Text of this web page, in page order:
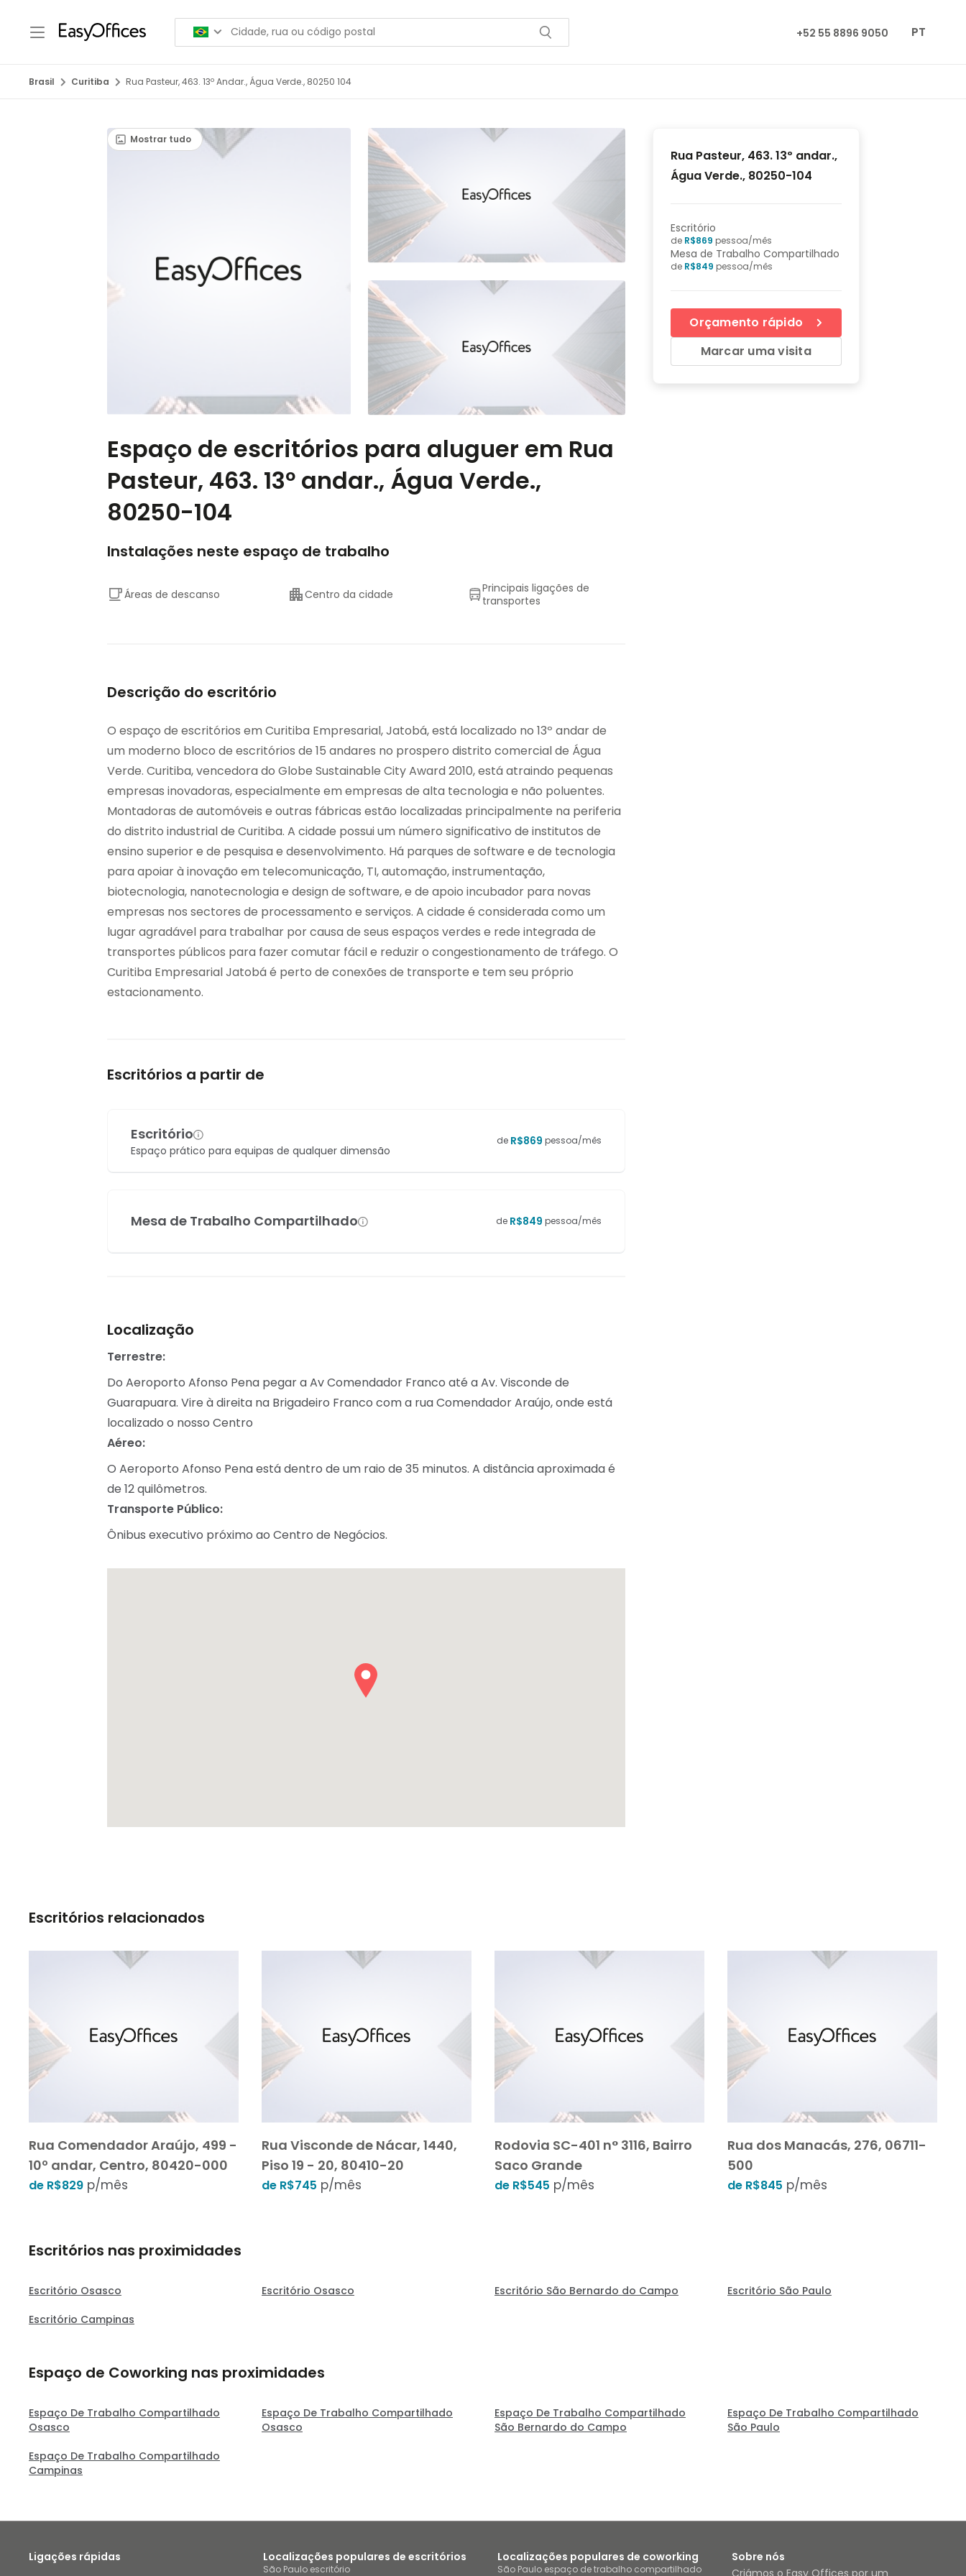
+52 55 8896 9050 PT
Brasil Curitiba Rua Pasteur, 463. 13º Andar., Água Verde., 80250 104
Mostrar tudo
Espaço de escritórios para aluguer em Rua
Pasteur, 463. 13º andar., Água Verde.,
80250-104
Instalações neste espaço de trabalho
Áreas de descanso Centro da cidade
Principais ligações de
transportes
Descrição do escritório
O espaço de escritórios em Curitiba Empresarial, Jatobá, está localizado no 13º andar de
um moderno bloco de escritórios de 15 andares no prospero distrito comercial de Água
Verde. Curitiba, vencedora do Globe Sustainable City Award 2010, está atraindo pequenas
empresas inovadoras, especialmente em empresas de alta tecnologia e não poluentes.
Montadoras de automóveis e outras fábricas estão localizadas principalmente na periferia
do distrito industrial de Curitiba. A cidade possui um número significativo de institutos de
ensino superior e de pesquisa e desenvolvimento. Há parques de software e de tecnologia
para apoiar à inovação em telecomunicação, TI, automação, instrumentação,
biotecnologia, nanotecnologia e design de software, e de apoio incubador para novas
empresas nos sectores de processamento e serviços. A cidade é considerada como um
lugar agradável para trabalhar por causa de seus espaços verdes e rede integrada de
transportes públicos para fazer comutar fácil e reduzir o congestionamento de tráfego. O
Curitiba Empresarial Jatobá é perto de conexões de transporte e tem seu próprio
estacionamento.
Escritórios a partir de
Escritório
Espaço prático para equipas de qualquer dimensão
de R$869 pessoa/mês
Mesa de Trabalho Compartilhado de R$849 pessoa/mês
Localização
Terrestre:
Do Aeroporto Afonso Pena pegar a Av Comendador Franco até a Av. Visconde de
Guarapuara. Vire à direita na Brigadeiro Franco com a rua Comendador Araújo, onde está
localizado o nosso Centro
Aéreo:
O Aeroporto Afonso Pena está dentro de um raio de 35 minutos. A distância aproximada é
de 12 quilômetros.
Transporte Público:
Ônibus executivo próximo ao Centro de Negócios.
Rua Pasteur, 463. 13º andar.,
Água Verde., 80250-104
Escritório
de R$869 pessoa/mês
Mesa de Trabalho Compartilhado
de R$849 pessoa/mês
Orçamento rápido
Marcar uma visita
Escritórios relacionados
Rua Comendador Araújo, 499 -
10º andar, Centro, 80420-000
de R$829 p/mês
Rua Visconde de Nácar, 1440,
Piso 19 - 20, 80410-20
de R$745 p/mês
Rodovia SC-401 n° 3116, Bairro
Saco Grande
de R$545 p/mês
Rua dos Manacás, 276, 06711-
500
de R$845 p/mês
Escritórios nas proximidades
Escritório Osasco Escritório Osasco Escritório São Bernardo do Campo
Escritório São Paulo
Escritório Campinas
Espaço de Coworking nas proximidades
Espaço De Trabalho Compartilhado
Osasco
Espaço De Trabalho Compartilhado
Osasco
Espaço De Trabalho Compartilhado
São Bernardo do Campo
Espaço De Trabalho Compartilhado
São Paulo
Espaço De Trabalho Compartilhado
Campinas
Ligações rápidas
Localizações populares de escritórios
São Paulo escritório
Localizações populares de coworking
São Paulo espaço de trabalho compartilhado
Sobre nós
Criámos o Easy Offices por um